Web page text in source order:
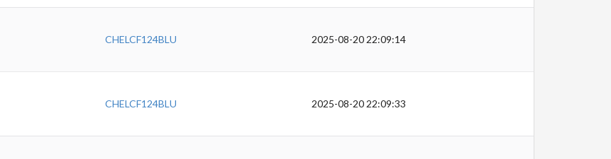
CHELCF124BLU 2025-08-20 22:09:14
CHELCF124BLU 2025-08-20 22:09:33